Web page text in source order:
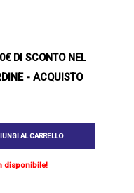
DI SCONTO NEL
- ACQUISTO
AL CARRELLO
disponibile!